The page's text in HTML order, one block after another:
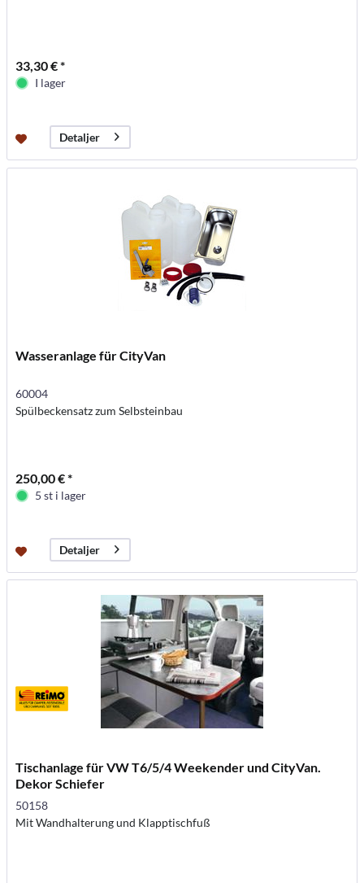
33,30 € *
I lager
Detaljer
Wasseranlage für CityVan
60004
Spülbeckensatz zum Selbsteinbau
250,00 € *
5 st i lager
Detaljer
Tischanlage für VW T6/5/4 Weekender und CityVan.
Dekor Schiefer
50158
Mit Wandhalterung und Klapptischfuß